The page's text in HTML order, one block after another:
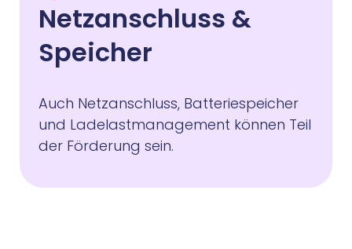
Netzanschluss &
Speicher
Auch Netzanschluss, Batteriespeicher
und Ladelastmanagement können Teil
der Förderung sein.